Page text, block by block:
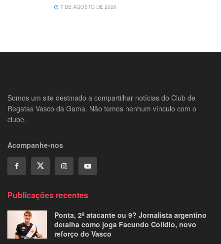
7 DE AGOSTO DE 2026
Somos um site destinado a compartilhar notícias do Club de
Regatas Vasco da Gama. Não temos nenhum vínculo com o
clube.
Acompanhe-nos
Publicações recentes
Ponta, 2º atacante ou 9? Jornalista argentino
detalha como joga Facundo Colidio, novo
reforço do Vasco